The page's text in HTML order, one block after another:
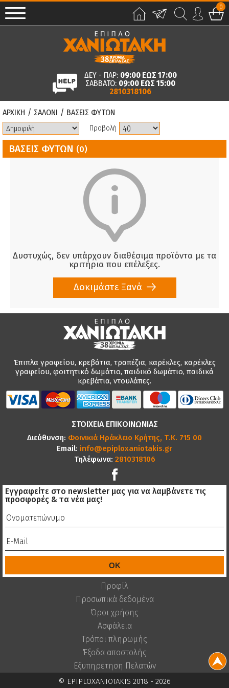
0
ΔΕΥ - ΠΑΡ: 09:00 ΕΩΣ 17:00
ΣΑΒΒΑΤΟ: 09:00 ΕΩΣ 15:00
2810318106
ΑΡΧΙΚΗ / ΣΑΛΟΝΙ / ΒΑΣΕΙΣ ΦΥΤΩΝ
Προβολή
ΒΑΣΕΙΣ ΦΥΤΩΝ (0)
Δυστυχώς, δεν υπάρχουν διαθέσιμα προϊόντα με τα
κριτήρια που επέλεξες.
Δοκιμάστε Ξανά
Έπιπλα γραφείου, κρεβάτια, τραπέζια, καρέκλες, καρέκλες
γραφείου, φοιτητικό δωμάτιο, παιδικό δωμάτιο, παιδικά
κρεβάτια, ντουλάπες.
ΣΤΟΙΧΕΙΑ ΕΠΙΚΟΙΝΩΝΙΑΣ
Διεύθυνση: Φοινικιά Ηράκλειο Κρήτης, Τ.Κ. 715 00
Email: info@epiploxaniotakis.gr
Τηλέφωνα: 2810318106
Εγγραφείτε στο newsletter μας για να λαμβάνετε τις
προσφορές & τα νέα μας!
Προφίλ
Προσωπικά δεδομένα
Όροι χρήσης
Ασφάλεια
Τρόποι πληρωμής
Έξοδα αποστολής
Εξυπηρέτηση Πελατών
© EPIPLOXANIOTAKIS 2018 - 2026